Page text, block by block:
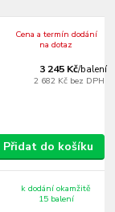
3 245 Kč/balení
2 682 Kč bez DPH
Cena a termín dodání
na dotaz
Přidat do košíku
k dodání okamžitě
15 balení